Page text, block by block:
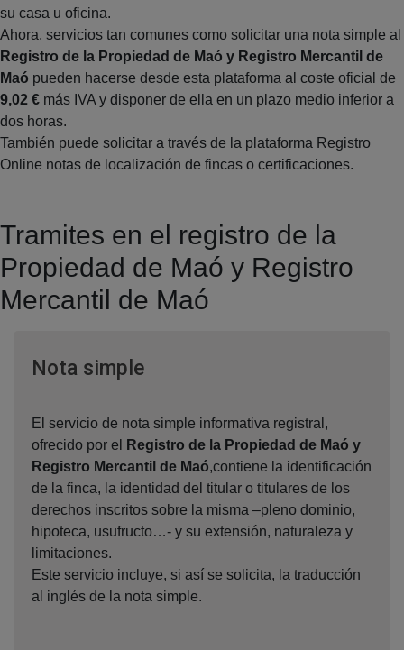
su casa u oficina.
Ahora, servicios tan comunes como solicitar una nota simple al
Registro de la Propiedad de Maó y Registro Mercantil de
Maó pueden hacerse desde esta plataforma al coste oficial de
9,02 € más IVA y disponer de ella en un plazo medio inferior a
dos horas.
También puede solicitar a través de la plataforma Registro
Online notas de localización de fincas o certificaciones.
Tramites en el registro de la
Propiedad de Maó y Registro
Mercantil de Maó
Nota simpleVentana nueva
El servicio de nota simple informativa registral,
ofrecido por el
Registro de la Propiedad de Maó y
Registro Mercantil de Maó,contiene la identificación
de la finca, la identidad del titular o titulares de los
derechos inscritos sobre la misma –pleno dominio,
hipoteca, usufructo…- y su extensión, naturaleza y
limitaciones.
Este servicio incluye, si así se solicita, la traducción
al inglés de la nota simple.